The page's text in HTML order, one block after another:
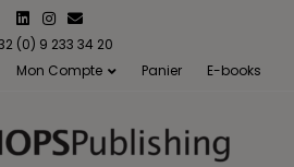
n
n
s
a
m
m
a
l
(0) 9 233 34 20
Mon Compte
Panier E-books